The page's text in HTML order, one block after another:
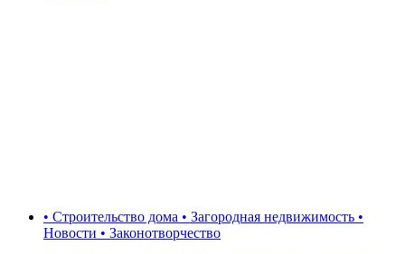
• Строительство дома • Загородная недвижимость •
Новости • Законотворчество